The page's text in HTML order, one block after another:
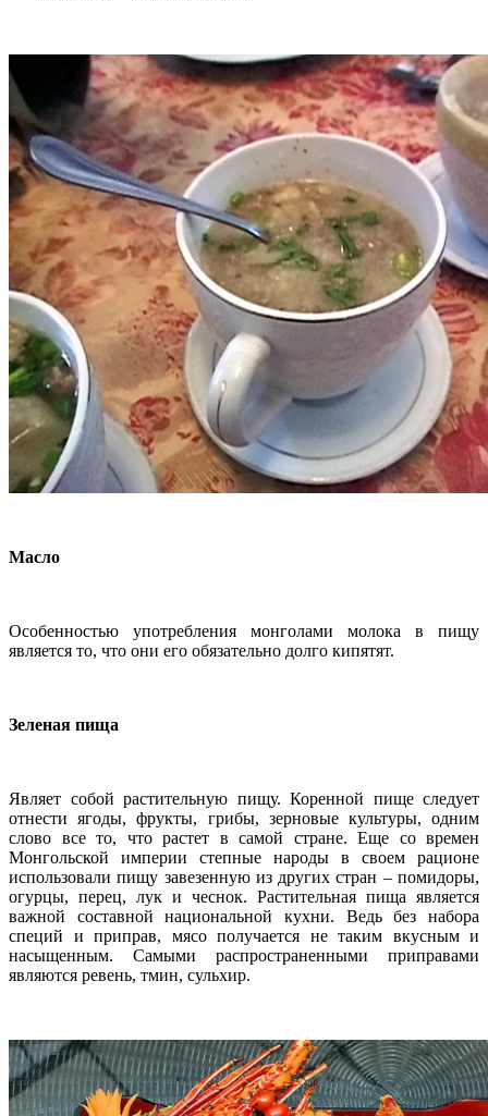
Масло
Особенностью употребления монголами молока в пищу
является то, что они его обязательно долго кипятят.
Зеленая пища
Являет собой растительную пищу. Коренной пище следует
отнести ягоды, фрукты, грибы, зерновые культуры, одним
слово все то, что растет в самой стране. Еще со времен
Монгольской империи степные народы в своем рационе
использовали пищу завезенную из других стран – помидоры,
огурцы, перец, лук и чеснок. Растительная пища является
важной составной национальной кухни. Ведь без набора
специй и приправ, мясо получается не таким вкусным и
насыщенным. Самыми распространенными приправами
являются ревень, тмин, сульхир.